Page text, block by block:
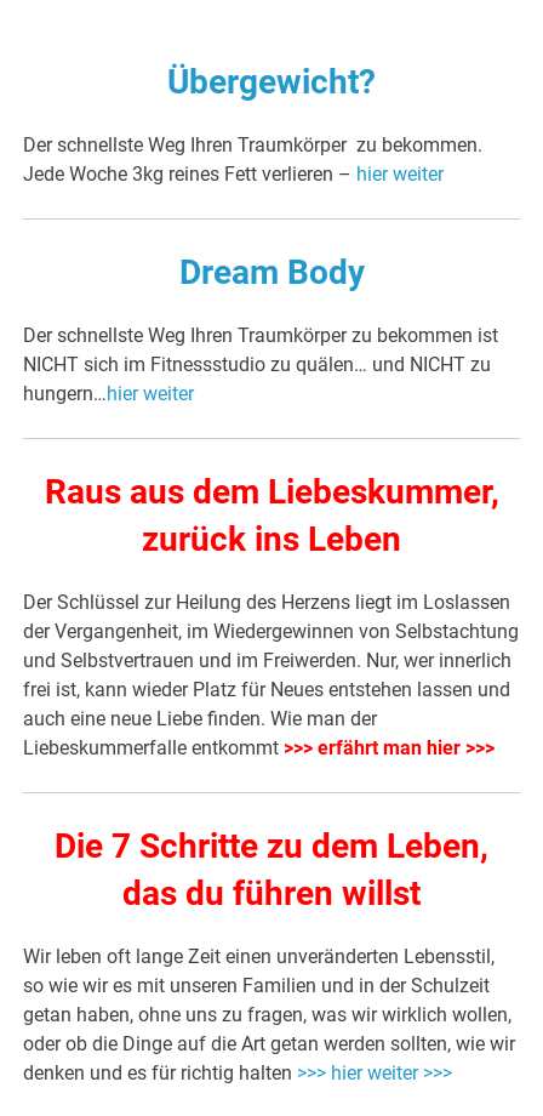
Übergewicht?
Der schnellste Weg Ihren Traumkörper zu bekommen.
Jede Woche 3kg reines Fett verlieren – hier weiter
Dream Body
Der schnellste Weg Ihren Traumkörper zu bekommen ist
NICHT sich im Fitnessstudio zu quälen… und NICHT zu
hungern…hier weiter
Raus aus dem Liebeskummer,
zurück ins Leben
Der Schlüssel zur Heilung des Herzens liegt im Loslassen
der Vergangenheit, im Wiedergewinnen von Selbstachtung
und Selbstvertrauen und im Freiwerden. Nur, wer innerlich
frei ist, kann wieder Platz für Neues entstehen lassen und
auch eine neue Liebe finden. Wie man der
Liebeskummerfalle entkommt >>> erfährt man hier >>>
Die 7 Schritte zu dem Leben,
das du führen willst
Wir leben oft lange Zeit einen unveränderten Lebensstil,
so wie wir es mit unseren Familien und in der Schulzeit
getan haben, ohne uns zu fragen, was wir wirklich wollen,
oder ob die Dinge auf die Art getan werden sollten, wie wir
denken und es für richtig halten >>> hier weiter >>>